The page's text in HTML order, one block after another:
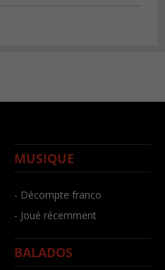
MUSIQUE
- Décompte franco
- Joué récemment
BALADOS